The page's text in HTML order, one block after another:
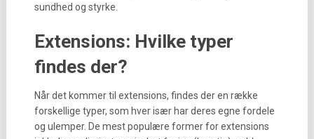
sundhed og styrke.
Extensions: Hvilke typer
findes der?
Når det kommer til extensions, findes der en række
forskellige typer, som hver især har deres egne fordele
og ulemper. De mest populære former for extensions